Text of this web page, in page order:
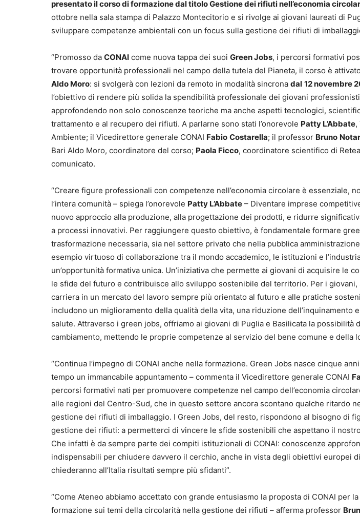
presentato il corso di formazione dal titolo Gestione dei rifiuti nell’economia
ottobre nella sala stampa di Palazzo Montecitorio e si rivolge ai giovani laureati di
sviluppare competenze ambientali con un focus sulla gestione dei rifiuti di
“Promosso da CONAI come nuova tappa dei suoi Green Jobs, i percorsi formativi
trovare opportunità professionali nel campo della tutela del Pianeta, il corso è attivato
Aldo Moro: si svolgerà con lezioni da remoto in modalità sincrona dal 12 novembre
l’obiettivo di rendere più solida la spendibilità professionale dei giovani
approfondendo non solo conoscenze teoriche ma anche aspetti tecnologici,
trattamento e al recupero dei rifiuti. A parlarne sono stati l’onorevole Patty L’Abbate,
Ambiente; il Vicedirettore generale CONAI Fabio Costarella; il professor Bruno
Bari Aldo Moro, coordinatore del corso; Paola Ficco, coordinatore scientifico di
comunicato.
“Creare figure professionali con competenze nell’economia circolare è essenziale,
l’intera comunità – spiega l’onorevole Patty L’Abbate – Diventare imprese
nuovo approccio alla produzione, alla progettazione dei prodotti, e ridurre
a processi innovativi. Per raggiungere questo obiettivo, è fondamentale formare
trasformazione necessaria, sia nel settore privato che nella pubblica
esempio virtuoso di collaborazione tra il mondo accademico, le istituzioni e
un’opportunità formativa unica. Un’iniziativa che permette ai giovani di acquisire le
le sfide del futuro e contribuisce allo sviluppo sostenibile del territorio. Per i
carriera in un mercato del lavoro sempre più orientato al futuro e alle pratiche
includono un miglioramento della qualità della vita, una riduzione dell’inquinamento
salute. Attraverso i green jobs, offriamo ai giovani di Puglia e Basilicata la possibilità
cambiamento, mettendo le proprie competenze al servizio del bene comune e della
“Continua l’impegno di CONAI anche nella formazione. Green Jobs nasce cinque
tempo un immancabile appuntamento – commenta il Vicedirettore generale CONAI
percorsi formativi nati per promuovere competenze nel campo dell’economia
alle regioni del Centro-Sud, che in questo settore ancora scontano qualche ritardo
gestione dei rifiuti di imballaggio. I Green Jobs, del resto, rispondono al bisogno di
gestione dei rifiuti: a permetterci di vincere le sfide sostenibili che aspettano il
Che infatti è da sempre parte dei compiti istituzionali di CONAI: conoscenze
indispensabili per chiudere davvero il cerchio, anche in vista degli obiettivi europei
chiederanno all’Italia risultati sempre più sfidanti”.
“Come Ateneo abbiamo accettato con grande entusiasmo la proposta di CONAI per
formazione sui temi della circolarità nella gestione dei rifiuti – afferma professor